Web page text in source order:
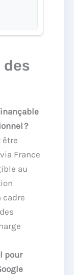
des
?
être
France
au
cadre
pour